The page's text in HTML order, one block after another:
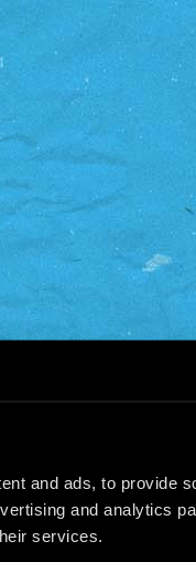
and ads, to provide
and analytics
services.
подходит для
без лишних